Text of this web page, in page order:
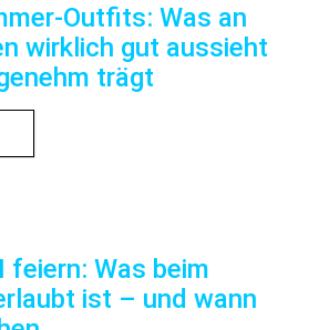
Outfits: Was an
wirklich gut aussieht
trägt
feiern: Was beim
ist – und wann